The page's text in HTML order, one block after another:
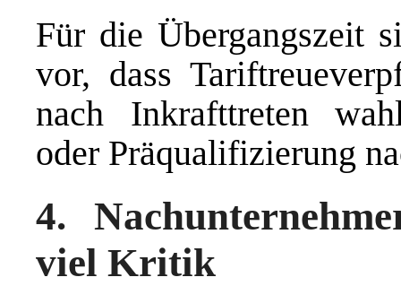
Für die Übergangszeit
vor, dass
nach Inkrafttreten
oder Präqualifizierung
4.
viel Kritik